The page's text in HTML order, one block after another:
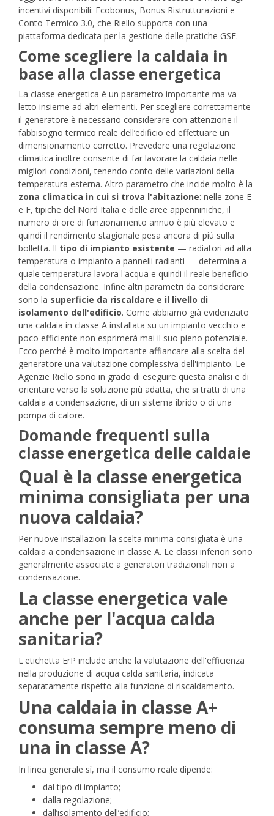
incentivi disponibili: Ecobonus, Bonus Ristrutturazioni e
Conto Termico 3.0, che Riello supporta con una
piattaforma dedicata per la gestione delle pratiche GSE.
Come scegliere la caldaia in
base alla classe energetica
La classe energetica è un parametro importante ma va
letto insieme ad altri elementi. Per scegliere correttamente
il generatore è necessario considerare con attenzione il
fabbisogno termico reale dell’edificio ed effettuare un
dimensionamento corretto. Prevedere una regolazione
climatica inoltre consente di far lavorare la caldaia nelle
migliori condizioni, tenendo conto delle variazioni della
temperatura esterna. Altro parametro che incide molto è la
zona climatica in cui si trova l'abitazione: nelle zone E
e F, tipiche del Nord Italia e delle aree appenniniche, il
numero di ore di funzionamento annuo è più elevato e
quindi il rendimento stagionale pesa ancora di più sulla
bolletta. Il tipo di impianto esistente — radiatori ad alta
temperatura o impianto a pannelli radianti — determina a
quale temperatura lavora l'acqua e quindi il reale beneficio
della condensazione. Infine altri parametri da considerare
sono la superficie da riscaldare e il livello di
isolamento dell'edificio. Come abbiamo già evidenziato
una caldaia in classe A installata su un impianto vecchio e
poco efficiente non esprimerà mai il suo pieno potenziale.
Ecco perché è molto importante affiancare alla scelta del
generatore una valutazione complessiva dell'impianto. Le
Agenzie Riello sono in grado di eseguire questa analisi e di
orientare verso la soluzione più adatta, che si tratti di una
caldaia a condensazione, di un sistema ibrido o di una
pompa di calore.
Domande frequenti sulla
classe energetica delle caldaie
Qual è la classe energetica
minima consigliata per una
nuova caldaia?
Per nuove installazioni la scelta minima consigliata è una
caldaia a condensazione in classe A. Le classi inferiori sono
generalmente associate a generatori tradizionali non a
condensazione.
La classe energetica vale
anche per l'acqua calda
sanitaria?
L'etichetta ErP include anche la valutazione dell'efficienza
nella produzione di acqua calda sanitaria, indicata
separatamente rispetto alla funzione di riscaldamento.
Una caldaia in classe A+
consuma sempre meno di
una in classe A?
In linea generale sì, ma il consumo reale dipende:
dal tipo di impianto;
dalla regolazione;
dall’isolamento dell’edificio;